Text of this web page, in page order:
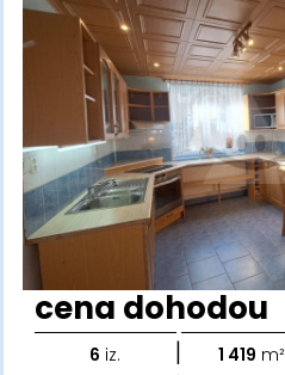
cena dohodou
6 iz. | 1 419 m²